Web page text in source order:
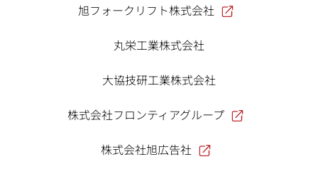
旭フォークリフト株式会社
丸栄工業株式会社
大協技研工業株式会社
株式会社フロンティアグループ
株式会社旭広告社